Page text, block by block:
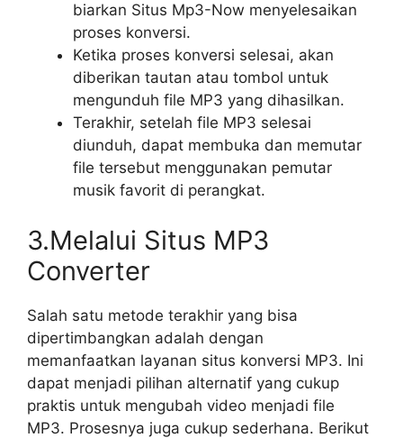
biarkan Situs Mp3-Now menyelesaikan
proses konversi.
Ketika proses konversi selesai, akan
diberikan tautan atau tombol untuk
mengunduh file MP3 yang dihasilkan.
Terakhir, setelah file MP3 selesai
diunduh, dapat membuka dan memutar
file tersebut menggunakan pemutar
musik favorit di perangkat.
3.Melalui Situs MP3
Converter
Salah satu metode terakhir yang bisa
dipertimbangkan adalah dengan
memanfaatkan layanan situs konversi MP3. Ini
dapat menjadi pilihan alternatif yang cukup
praktis untuk mengubah video menjadi file
MP3. Prosesnya juga cukup sederhana. Berikut